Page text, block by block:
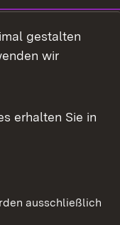
gestalten
wir
erhalten Sie in
ausschließlich